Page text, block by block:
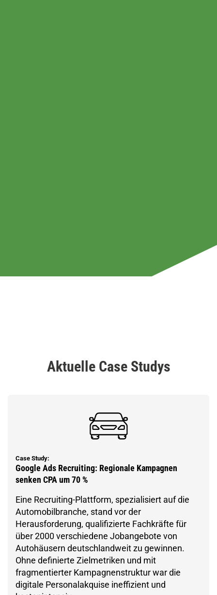
Aktuelle Case Studys
Case Study:
Google Ads Recruiting: Regionale Kampagnen
senken CPA um 70 %
Eine Recruiting-Plattform, spezialisiert auf die
Automobilbranche, stand vor der
Herausforderung, qualifizierte Fachkräfte für
über 2000 verschiedene Jobangebote von
Autohäusern deutschlandweit zu gewinnen.
Ohne definierte Zielmetriken und mit
fragmentierter Kampagnenstruktur war die
digitale Personalakquise ineffizient und